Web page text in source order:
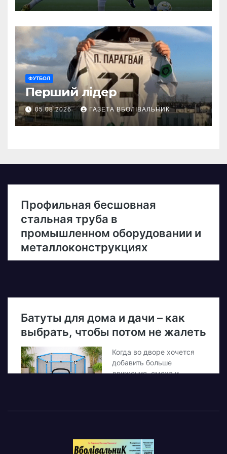
ФУТБОЛ
Перший лідер
05.08.2026 ГАЗЕТА ВБОЛІВАЛЬНИК